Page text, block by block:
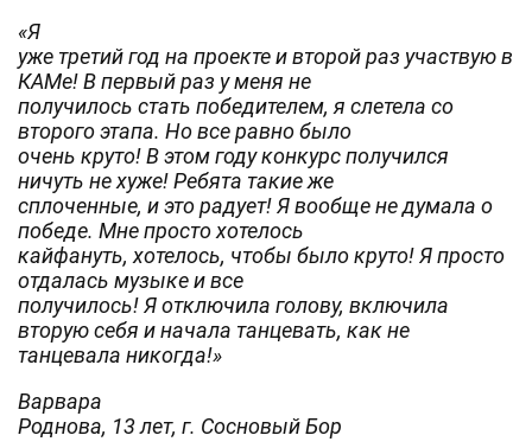
«Я
уже третий год на проекте и второй раз участвую в
КАМе! В первый раз у меня не
получилось стать победителем, я слетела со
второго этапа. Но все равно было
очень круто! В этом году конкурс получился
ничуть не хуже! Ребята такие же
сплоченные, и это радует! Я вообще не думала о
победе. Мне просто хотелось
кайфануть, хотелось, чтобы было круто! Я просто
отдалась музыке и все
получилось! Я отключила голову, включила
вторую себя и начала танцевать, как не
танцевала никогда!»
Варвара
Роднова, 13 лет, г. Сосновый Бор